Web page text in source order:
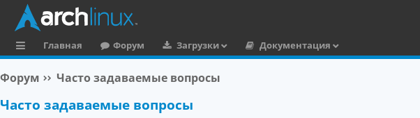
ы
л
Главная Форум Загрузки
Документация
Форум Часто задаваемые вопросы
Часто задаваемые вопросы